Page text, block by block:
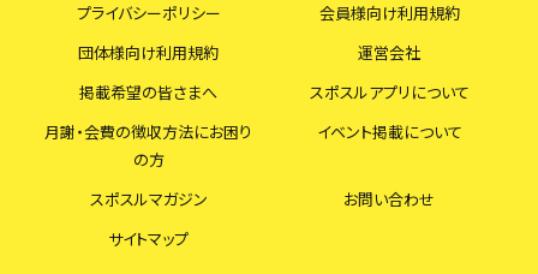
プライバシーポリシー
会員様向け利用規約
団体様向け利用規約
運営会社
掲載希望の皆さまへ
スポスルアプリについて
月謝・会費の徴収方法にお困り
の方
イベント掲載について
スポスルマガジン
お問い合わせ
サイトマップ